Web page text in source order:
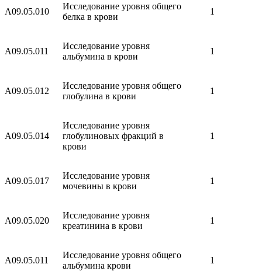
A09.05.010
Исследование уровня общего
белка в крови
1
A09.05.011
Исследование уровня
альбумина в крови
1
A09.05.012
Исследование уровня общего
глобулина в крови
1
A09.05.014
Исследование уровня
глобулиновых фракций в
крови
1
A09.05.017
Исследование уровня
мочевины в крови
1
A09.05.020
Исследование уровня
креатинина в крови
1
A09.05.011
Исследование уровня общего
альбумина крови
1